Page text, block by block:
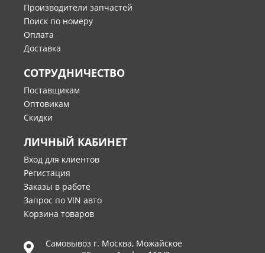
Производители запчастей
Поиск по номеру
Оплата
Доставка
СОТРУДНИЧЕСТВО
Поставщикам
Оптовикам
Скидки
ЛИЧНЫЙ КАБИНЕТ
Вход для клиентов
Регистация
Заказы в работе
Запрос по VIN авто
Корзина товаров
Самовывоз г. Москва, Можайское